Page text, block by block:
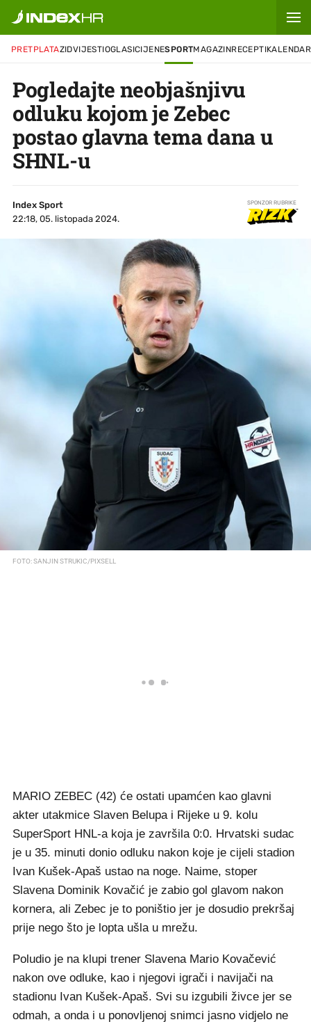
PRETPLATAZIDVIJESTIOGLASICIJENESPORTMAGAZINRECEPTIKALENDAR
Pogledajte neobjašnjivu
odluku kojom je Zebec
postao glavna tema dana u
SHNL-u
Index Sport
22:18, 05. listopada 2024.
SPONZOR RUBRIKE
FOTO: SANJIN STRUKIC/PIXSELL
MARIO ZEBEC (42) će ostati upamćen kao glavni
akter utakmice Slaven Belupa i Rijeke u 9. kolu
SuperSport HNL-a koja je završila 0:0. Hrvatski sudac
je u 35. minuti donio odluku nakon koje je cijeli stadion
Ivan Kušek-Apaš ustao na noge. Naime, stoper
Slavena Dominik Kovačić je zabio gol glavom nakon
kornera, ali Zebec je to poništio jer je dosudio prekršaj
prije nego što je lopta ušla u mrežu.
Poludio je na klupi trener Slavena Mario Kovačević
nakon ove odluke, kao i njegovi igrači i navijači na
stadionu Ivan Kušek-Apaš. Svi su izgubili živce jer se
odmah, a onda i u ponovljenoj snimci jasno vidjelo ne